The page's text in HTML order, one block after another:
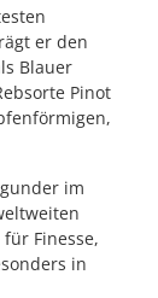
er den
Blauer
Pinot
im
Finesse,
in